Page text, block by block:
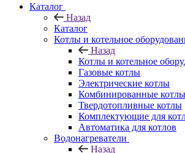
Каталог
Назад
Каталог
Котлы и котельное
Назад
Котлы и котельное
Газовые котлы
Электрические котлы
Комбинированные котлы
Твердотопливные котлы
Комплектующие для
Автоматика для котлов
Водонагреватели
Назад